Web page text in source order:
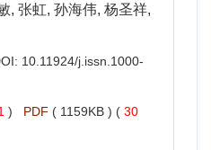
, 张虹, 孙海伟, 杨圣祥,
10.11924/j.issn.1000-
) PDF ( 1159KB ) ( 30